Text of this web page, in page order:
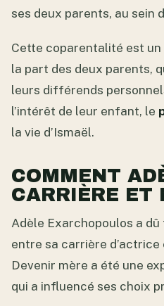
ses deux parents, au sein
Cette coparentalité est
la part des deux parents,
leurs différends
l’intérêt de leur enfant, le
la vie d’Ismaël.
COMMENT
CARRIÈRE ET
Adèle Exarchopoulos a
entre sa carrière d’actrice
Devenir mère a été une
qui a influencé ses choix